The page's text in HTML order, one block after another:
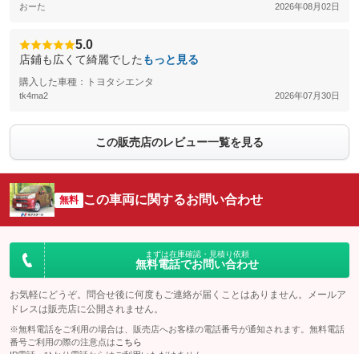
おーた 2026年08月02日
5.0
店鋪も広くて綺麗でした もっと見る
購入した車種：トヨタシエンタ
tk4ma2 2026年07月30日
この販売店のレビュー一覧を見る
無料 この車両に関するお問い合わせ
まずは在庫確認・見積り依頼
無料電話でお問い合わせ
お気軽にどうぞ。問合せ後に何度もご連絡が届くことはありません。メールア
ドレスは販売店に公開されません。
※無料電話をご利用の場合は、販売店へお客様の電話番号が通知されます。無料電話
番号ご利用の際の注意点は こちら